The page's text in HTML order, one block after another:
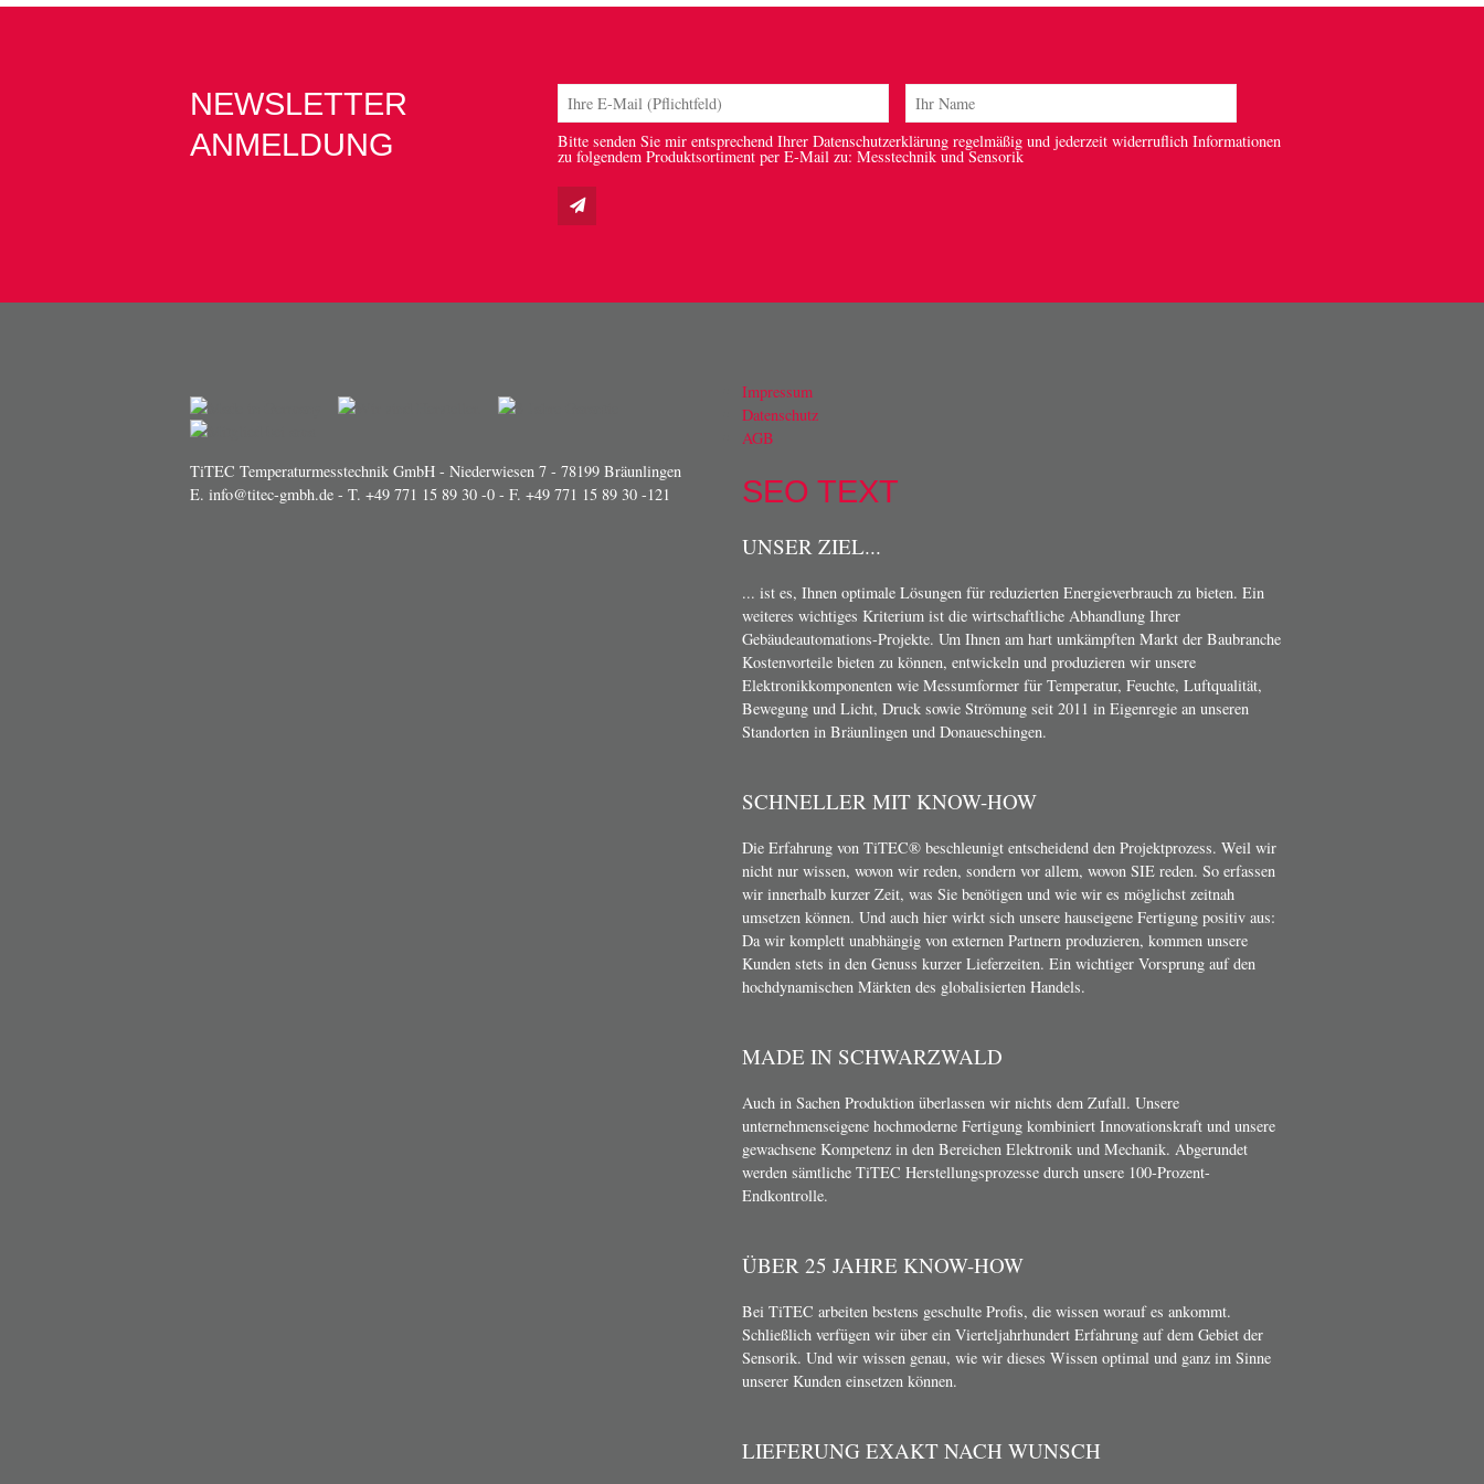
NEWSLETTER
ANMELDUNG
Bitte senden Sie mir entsprechend Ihrer Datenschutzerklärung regelmäßig und jederzeit widerruflich Informationen
zu folgendem Produktsortiment per E-Mail zu: Messtechnik und Sensorik
TiTEC Temperaturmesstechnik GmbH - Niederwiesen 7 - 78199 Bräunlingen
E. info@titec-gmbh.de - T. +49 771 15 89 30 -0 - F. +49 771 15 89 30 -121
Impressum
Datenschutz
AGB
SEO TEXT
UNSER ZIEL...
... ist es, Ihnen optimale Lösungen für reduzierten Energieverbrauch zu bieten. Ein
weiteres wichtiges Kriterium ist die wirtschaftliche Abhandlung Ihrer
Gebäudeautomations-Projekte. Um Ihnen am hart umkämpften Markt der Baubranche
Kostenvorteile bieten zu können, entwickeln und produzieren wir unsere
Elektronikkomponenten wie Messumformer für Temperatur, Feuchte, Luftqualität,
Bewegung und Licht, Druck sowie Strömung seit 2011 in Eigenregie an unseren
Standorten in Bräunlingen und Donaueschingen.
SCHNELLER MIT KNOW-HOW
Die Erfahrung von TiTEC® beschleunigt entscheidend den Projektprozess. Weil wir
nicht nur wissen, wovon wir reden, sondern vor allem, wovon SIE reden. So erfassen
wir innerhalb kurzer Zeit, was Sie benötigen und wie wir es möglichst zeitnah
umsetzen können. Und auch hier wirkt sich unsere hauseigene Fertigung positiv aus:
Da wir komplett unabhängig von externen Partnern produzieren, kommen unsere
Kunden stets in den Genuss kurzer Lieferzeiten. Ein wichtiger Vorsprung auf den
hochdynamischen Märkten des globalisierten Handels.
MADE IN SCHWARZWALD
Auch in Sachen Produktion überlassen wir nichts dem Zufall. Unsere
unternehmenseigene hochmoderne Fertigung kombiniert Innovationskraft und unsere
gewachsene Kompetenz in den Bereichen Elektronik und Mechanik. Abgerundet
werden sämtliche TiTEC Herstellungsprozesse durch unsere 100-Prozent-
Endkontrolle.
ÜBER 25 JAHRE KNOW-HOW
Bei TiTEC arbeiten bestens geschulte Profis, die wissen worauf es ankommt.
Schließlich verfügen wir über ein Vierteljahrhundert Erfahrung auf dem Gebiet der
Sensorik. Und wir wissen genau, wie wir dieses Wissen optimal und ganz im Sinne
unserer Kunden einsetzen können.
LIEFERUNG EXAKT NACH WUNSCH